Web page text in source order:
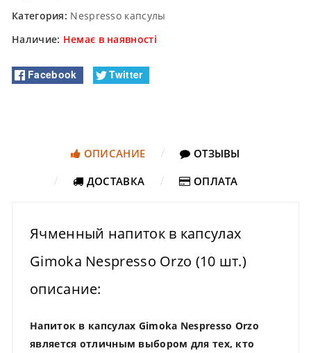
Категория: Nespresso капсулы
Наличие: Немає в наявності
Facebook Twitter
ОПИСАНИЕ
ОТЗЫВЫ
ДОСТАВКА
ОПЛАТА
Ячменный напиток в капсулах
Gimoka Nespresso Orzo (10 шт.)
описание:
Напиток в капсулах Gimoka Nespresso Orzo
является отличным выбором для тех, кто